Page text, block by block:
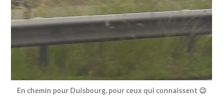
En chemin pour Duisbourg, pour ceux qui connaissent 😉